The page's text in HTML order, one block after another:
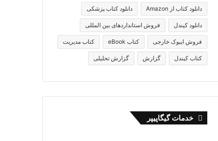
دانلود کتاب از Amazon دانلود کتاب پزشکی
دانلود کیندل فروش استانداردهای بین المللی
فروش ایبوک خارجی کتاب eBook کتاب مدیریت
کتاب کیندل گزارش گزارش تحلیلی
خدمات گیگاپیپر